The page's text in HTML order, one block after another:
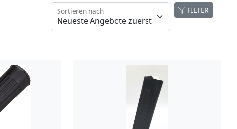
FILTER
Sortieren nach